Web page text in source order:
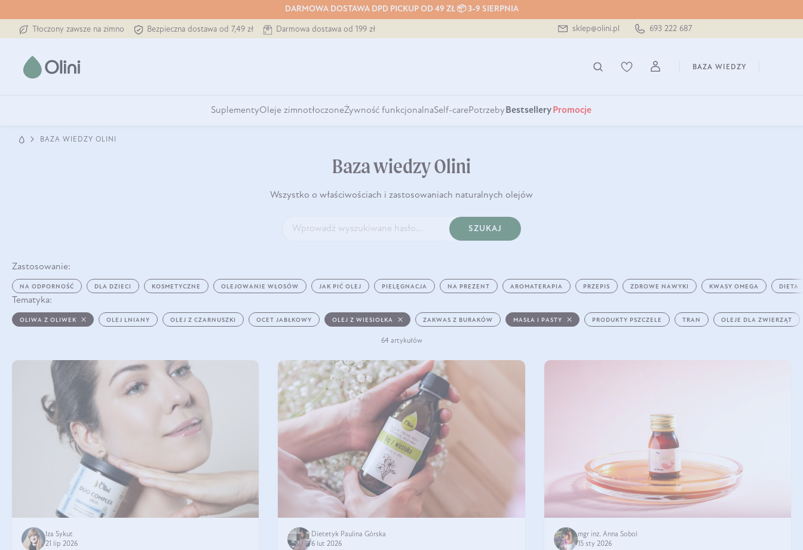
DARMOWA DOSTAWA DPD PICKUP OD 49 ZŁ 📦 3-9 SIERPNIA
Tłoczony zawsze na zimno Bezpieczna dostawa od 7,49 zł Darmowa dostawa od 199 zł sklep@olini.pl 693 222 687
BAZA WIEDZY
SuplementyOleje zimnotłoczoneŻywność funkcjonalnaSelf-carePotrzeby Bestsellery Promocje
BAZA WIEDZY OLINI
Baza wiedzy Olini
Wszystko o właściwościach i zastosowaniach naturalnych olejów
SZUKAJ
Zastosowanie:
NA ODPORNOŚĆ DLA DZIECI KOSMETYCZNE OLEJOWANIE WŁOSÓW JAK PIĆ OLEJ PIELĘGNACJA NA PREZENT AROMATERAPIA PRZEPIS ZDROWE NAWYKI KWASY OMEGA DIETA
Tematyka:
OLIWA Z OLIWEK OLEJ LNIANY OLEJ Z CZARNUSZKI OCET JABŁKOWY OLEJ Z WIESIOŁKA ZAKWAS Z BURAKÓW MASŁA I PASTY PRODUKTY PSZCZELE TRAN OLEJE DLA ZWIERZĄT
64 artykułów
Iza Sykut
21 lip 2026
Dietetyk Paulina Górska
6 lut 2026
mgr inż. Anna Sobol
15 sty 2026